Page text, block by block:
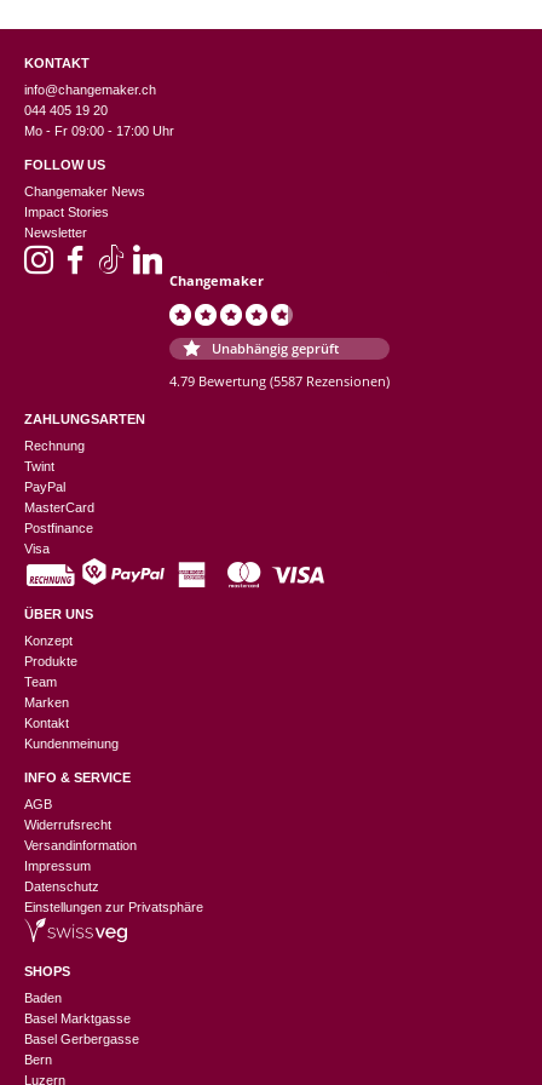
KONTAKT
info@changemaker.ch
044 405 19 20
Mo - Fr 09:00 - 17:00 Uhr
FOLLOW US
Changemaker News
Impact Stories
Newsletter
Changemaker
Unabhängig geprüft
4.79 Bewertung (5587 Rezensionen)
ZAHLUNGSARTEN
Rechnung
Twint
PayPal
MasterCard
Postfinance
Visa
ÜBER UNS
Konzept
Produkte
Team
Marken
Kontakt
Kundenmeinung
INFO & SERVICE
AGB
Widerrufsrecht
Versandinformation
Impressum
Datenschutz
Einstellungen zur Privatsphäre
SHOPS
Baden
Basel Marktgasse
Basel Gerbergasse
Bern
Luzern